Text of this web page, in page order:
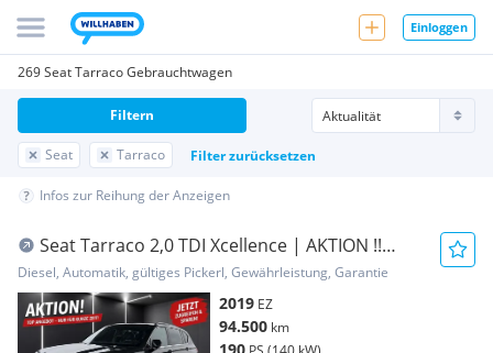
Einloggen
269 Seat Tarraco Gebrauchtwagen
Seat Tarraco Filter zurücksetzen
Filtern
Infos zur Reihung der Anzeigen
Seat Tarraco 2,0 TDI Xcellence | AKTION !!
ALLRAD | ...
Diesel, Automatik, gültiges Pickerl, Gewährleistung, Garantie
2019 EZ
94.500 km